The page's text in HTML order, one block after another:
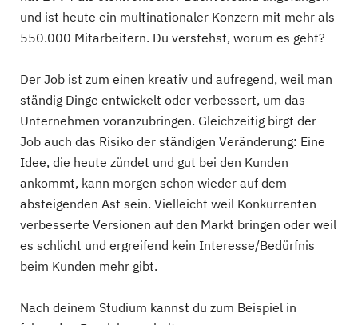
und ist heute ein multinationaler Konzern mit mehr als
550.000 Mitarbeitern. Du verstehst, worum es geht?
Der Job ist zum einen kreativ und aufregend, weil man
ständig Dinge entwickelt oder verbessert, um das
Unternehmen voranzubringen. Gleichzeitig birgt der
Job auch das Risiko der ständigen Veränderung: Eine
Idee, die heute zündet und gut bei den Kunden
ankommt, kann morgen schon wieder auf dem
absteigenden Ast sein. Vielleicht weil Konkurrenten
verbesserte Versionen auf den Markt bringen oder weil
es schlicht und ergreifend kein Interesse/Bedürfnis
beim Kunden mehr gibt.
Nach deinem Studium kannst du zum Beispiel in